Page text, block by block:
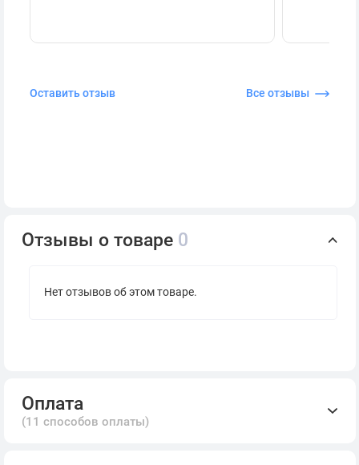
Оставить отзыв Все отзывы
Отзывы о товаре 0
Нет отзывов об этом товаре.
Оплата
(11 способов оплаты)